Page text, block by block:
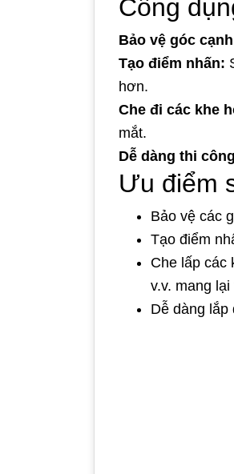
Công
Bảo vệ góc
Tạo điểm nhấn:
hơn.
Che đi các khe
mắt.
Dễ dàng thi
Ưu điểm
Bảo vệ các
Tạo điểm
Che lấp các
v.v. mang
Dễ dàng lắp